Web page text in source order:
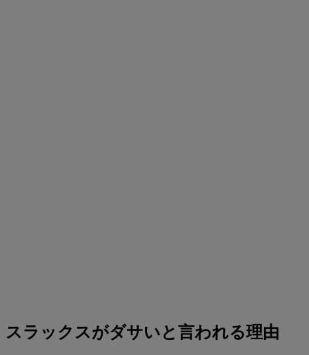
スラックスがダサいと言われる理由